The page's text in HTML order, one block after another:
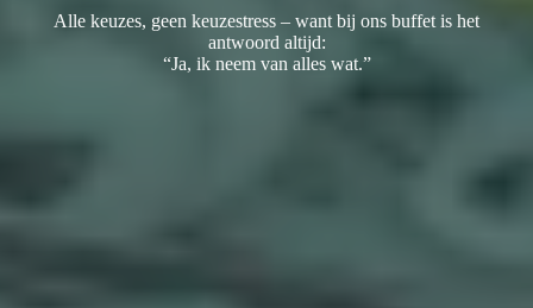
Alle keuzes, geen keuzestress – want bij ons buffet is het
antwoord altijd:
“Ja, ik neem van alles wat.”